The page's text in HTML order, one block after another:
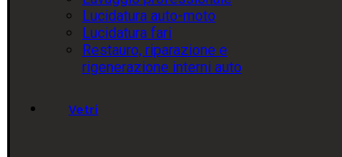
Lucidatura auto-moto
Lucidatura fari
Restauro, riparazione e
rigenerazione interni auto
Vetri